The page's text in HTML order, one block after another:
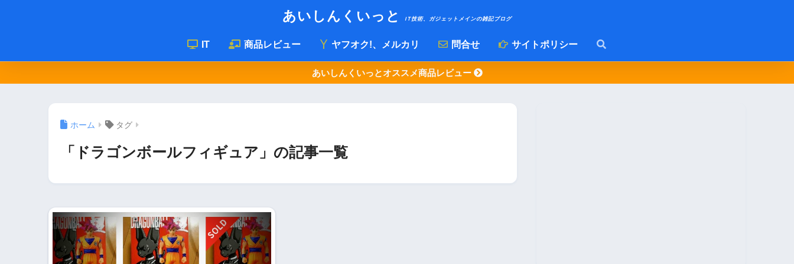
あいしんくいっと IT技術、ガジェットメインの雑記ブログ
IT 商品レビュー ヤフオク!、メルカリ 問合せ サイトポリシー
あいしんくいっとオススメ商品レビュー
ホーム タグ
「ドラゴンボールフィギュア」の記事一覧